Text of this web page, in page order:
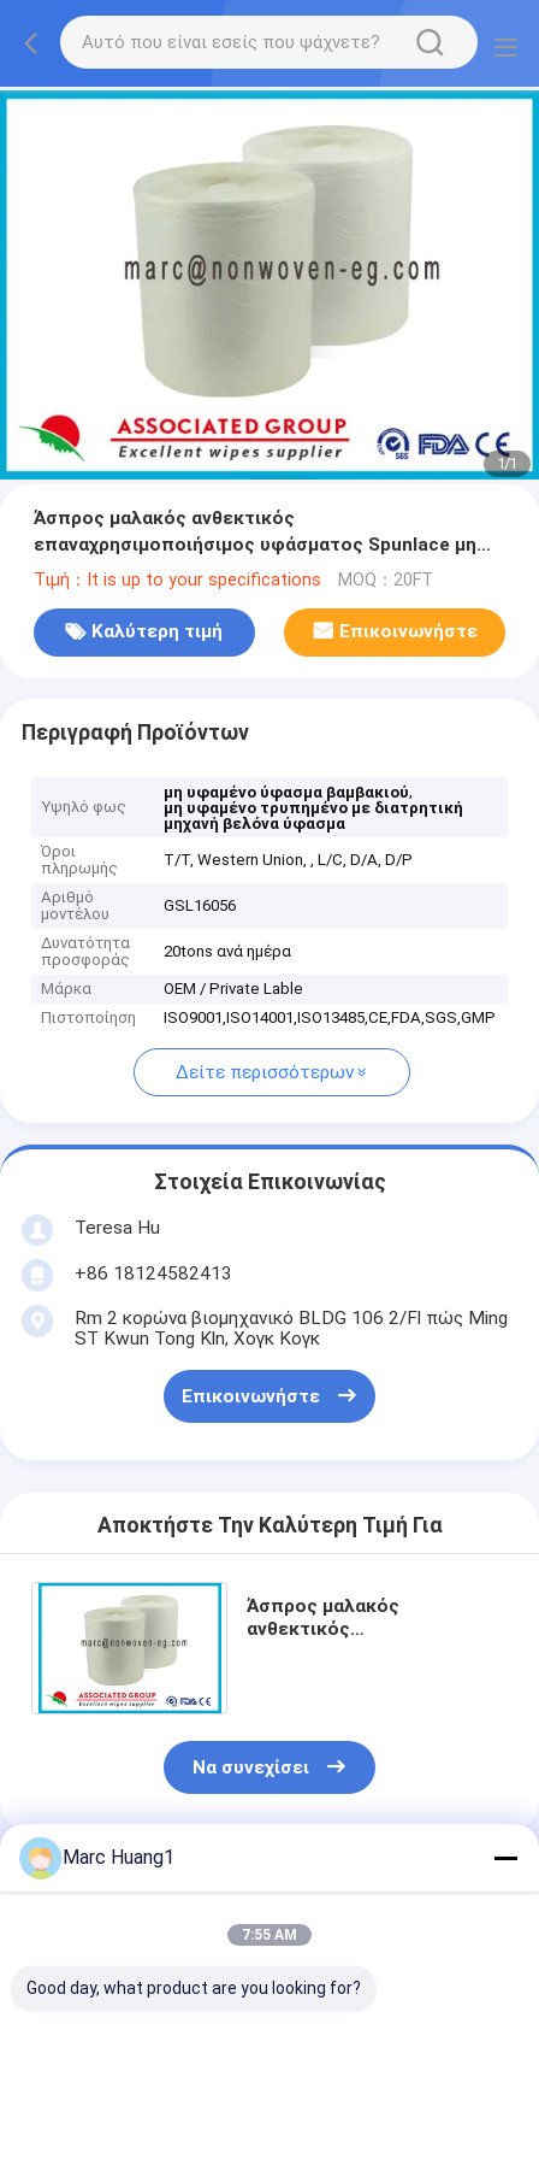
1/1
Άσπρος μαλακός ανθεκτικός
επαναχρησιμοποιήσιμος υφάσματος Spunlace μη
υφανθείς για το σπίτι
Τιμή：It is up to your specifications MOQ：20FT
Καλύτερη τιμή Επικοινωνήστε
Περιγραφή Προϊόντων
Υψηλό φως
μη υφαμένο ύφασμα βαμβακιού,
μη υφαμένο τρυπημένο με διατρητική
μηχανή βελόνα ύφασμα
Όροι
πληρωμής
T/T, Western Union, , L/C, D/A, D/P
Αριθμό
μοντέλου
GSL16056
Δυνατότητα
προσφοράς
20tons ανά ημέρα
Μάρκα
OEM / Private Lable
Πιστοποίηση
ISO9001,ISO14001,ISO13485,CE,FDA,SGS,GMP
Δείτε περισσότερων
Στοιχεία Επικοινωνίας
Teresa Hu
+86 18124582413
Rm 2 κορώνα βιομηχανικό BLDG 106 2/Fl πώς Ming
ST Kwun Tong Kln, Χογκ Κογκ
Επικοινωνήστε
Αποκτήστε Την Καλύτερη Τιμή Για
Άσπρος μαλακός
ανθεκτικός
Να συνεχίσει
Συνιστώμενα Προϊόντα
Marc Huang1
7:55 AM
Good day, what product are you looking for?